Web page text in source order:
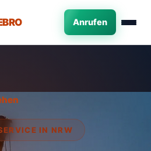
Anrufen
IN NRW